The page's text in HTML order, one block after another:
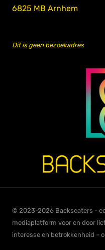
6825 MB Arnhem
Dit is geen bezoekadres
© 2023-2026 Backseaters -
mediaplatform voor en door
interesse en betrokkenheid –